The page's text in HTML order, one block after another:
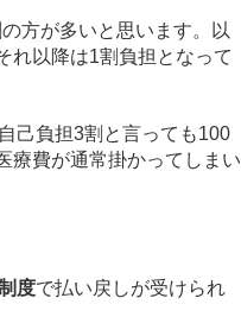
方が多いと思います。以
れ以降は1割負担となって
己負担3割と言っても100
療費が通常掛かってしまい
度で払い戻しが受けられ